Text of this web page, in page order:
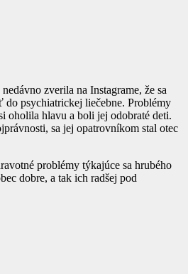
zverila na Instagrame, že sa
psychiatrickej liečebne. Problémy
oholila hlavu a boli jej odobraté deti.
sa jej opatrovníkom stal otec
problémy týkajúce sa hrubého
dobre, a tak ich radšej pod